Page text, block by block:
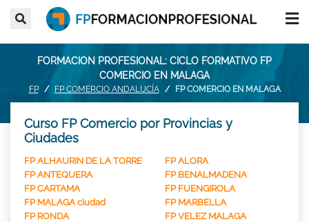
FORMACION PROFESIONAL: CICLO FORMATIVO FP
COMERCIO EN MALAGA
FP FP COMERCIO ANDALUCÍA FP COMERCIO EN MALAGA
Curso FP Comercio por Provincias y
Ciudades
FP ALHAURIN DE LA TORRE
FP ALORA
FP ANTEQUERA
FP BENALMADENA
FP CARTAMA
FP FUENGIROLA
FP MALAGA ciudad
FP MARBELLA
FP RONDA
FP VELEZ MALAGA